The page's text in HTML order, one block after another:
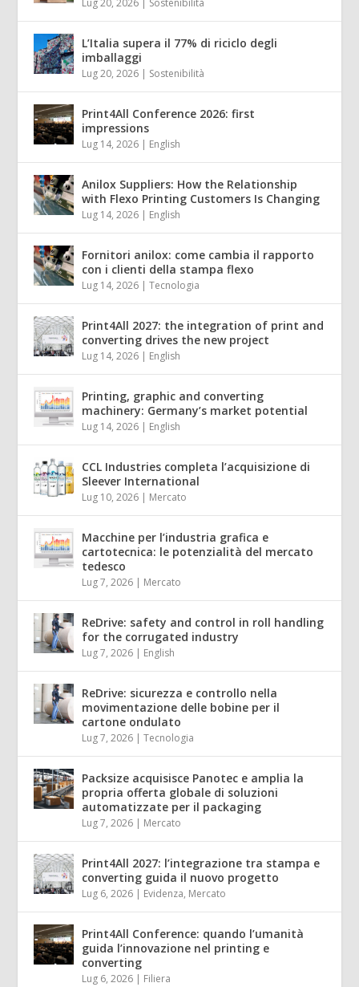
Lug 20, 2026 | Sostenibilità
L’Italia supera il 77% di riciclo degli
imballaggi
Lug 20, 2026 | Sostenibilità
Print4All Conference 2026: first
impressions
Lug 14, 2026 | English
Anilox Suppliers: How the Relationship
with Flexo Printing Customers Is Changing
Lug 14, 2026 | English
Fornitori anilox: come cambia il rapporto
con i clienti della stampa flexo
Lug 14, 2026 |Tecnologia
Print4All 2027: the integration of print and
converting drives the new project
Lug 14, 2026 | English
Printing, graphic and converting
machinery: Germany’s market potential
Lug 14, 2026 | English
CCL Industries completa l’acquisizione di
Sleever International
Lug 10, 2026 | Mercato
Macchine per l’industria grafica e
cartotecnica: le potenzialità del mercato
tedesco
Lug 7, 2026 | Mercato
ReDrive: safety and control in roll handling
for the corrugated industry
Lug 7, 2026 | English
ReDrive: sicurezza e controllo nella
movimentazione delle bobine per il
cartone ondulato
Lug 7, 2026 |Tecnologia
Packsize acquisisce Panotec e amplia la
propria offerta globale di soluzioni
automatizzate per il packaging
Lug 7, 2026 | Mercato
Print4All 2027: l’integrazione tra stampa e
converting guida il nuovo progetto
Lug 6, 2026 | Evidenza, Mercato
Print4All Conference: quando l’umanità
guida l’innovazione nel printing e
converting
Lug 6, 2026 | Filiera